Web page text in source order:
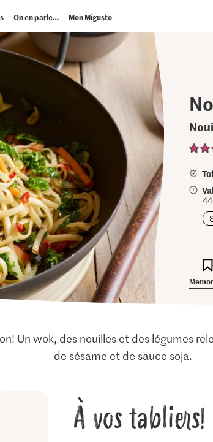
On en parle… Mon Migusto
Un wok, des nouilles et des légumes
de sésame et de sauce soja.
À vos tabliers!